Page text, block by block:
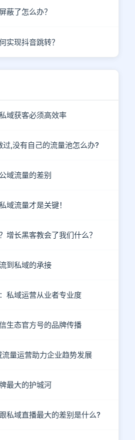
蔽了怎么办？
实现抖音跳转？
域获客必须高效率
,没有自己的流量池怎么办?
域流量的差别
域流量才是关键！
增长黑客教会了我们什么？
到私域的承接
私域运营从业者专业度
生态官方号的品牌传播
量运营助力企业趋势发展
最大的护城河
私域直播最大的差别是什么?